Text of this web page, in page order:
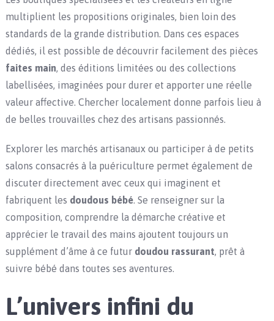
multiplient les propositions originales, bien loin des
standards de la grande distribution. Dans ces espaces
dédiés, il est possible de découvrir facilement des pièces
faites main, des éditions limitées ou des collections
labellisées, imaginées pour durer et apporter une réelle
valeur affective. Chercher localement donne parfois lieu à
de belles trouvailles chez des artisans passionnés.
Explorer les marchés artisanaux ou participer à de petits
salons consacrés à la puériculture permet également de
discuter directement avec ceux qui imaginent et
fabriquent les doudous bébé. Se renseigner sur la
composition, comprendre la démarche créative et
apprécier le travail des mains ajoutent toujours un
supplément d’âme à ce futur doudou rassurant, prêt à
suivre bébé dans toutes ses aventures.
L’univers infini du